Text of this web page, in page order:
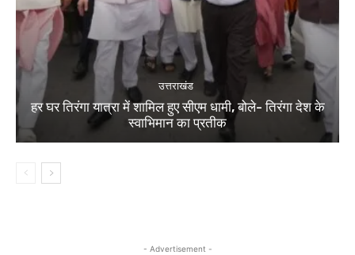
उत्तराखंड
हर घर तिरंगा यात्रा में शामिल हुए सीएम धामी, बोले- तिरंगा देश के
स्वाभिमान का प्रतीक
- Advertisement -